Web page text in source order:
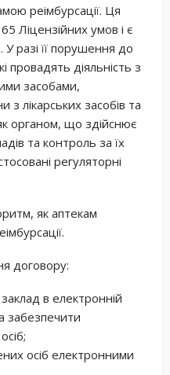
реімбурсації. Ця
Ліцензійних умов і є
разі її порушення до
провадять діяльність з
засобами,
лікарських засобів та
органом, що здійснює
та контроль за їх
регуляторні
як аптекам
договору:
в електронній
забезпечити
осіб електронними